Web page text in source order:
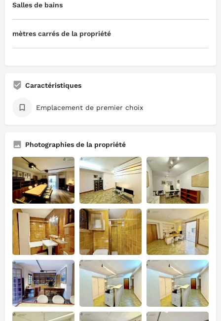
Salles de bains
mètres carrés de la propriété
Caractéristiques
Emplacement de premier choix
Photographies de la propriété